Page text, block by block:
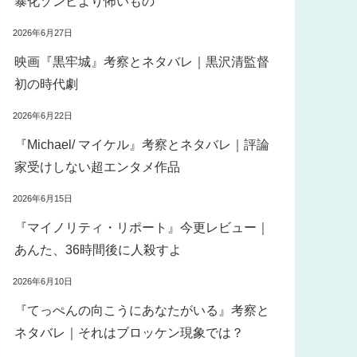
2026年6月27日
映画『黒牢城』考察とネタバレ｜黒沢清監督
初の時代劇
2026年6月22日
『Michael/ マイケル』考察とネタバレ｜評論
家受けしない超エンタメ作品
2026年6月15日
『マイノリティ・リポート』今更レビュー｜
あんた、36時間後に人殺すよ
2026年6月10日
『てっぺんの向こうにあなたがいる』考察と
ネタバレ｜それはブロッケン現象では？